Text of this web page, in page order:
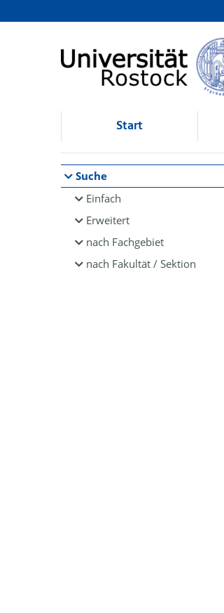
Browsen
direkt zum Inhalt
Start
Suche
Einfach
Erweitert
nach Fachgebiet
nach Fakultät / Sektion